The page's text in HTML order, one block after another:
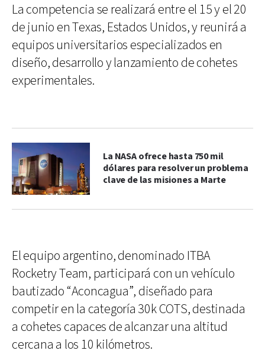
La competencia se realizará entre el 15 y el 20
de junio en Texas, Estados Unidos, y reunirá a
equipos universitarios especializados en
diseño, desarrollo y lanzamiento de cohetes
experimentales.
La NASA ofrece hasta 750 mil
dólares para resolver un problema
clave de las misiones a Marte
El equipo argentino, denominado ITBA
Rocketry Team, participará con un vehículo
bautizado “Aconcagua”, diseñado para
competir en la categoría 30k COTS, destinada
a cohetes capaces de alcanzar una altitud
cercana a los 10 kilómetros.